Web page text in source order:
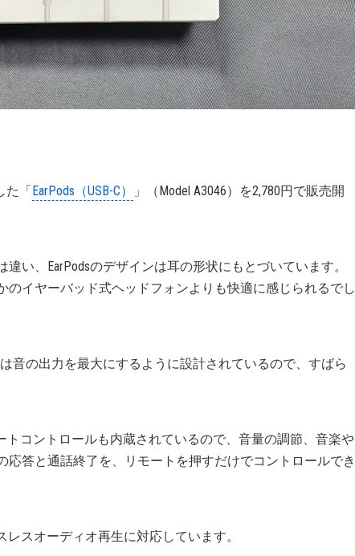
た「EarPods（USB-C）
」（Model A3046）を2,780円で販売開
い、EarPodsのデザインは耳の形状にもとづいています。
のイヤーバッド式ヘッドフォンよりも快適に感じられるでし
音の出力を最大にするように設計されているので、すばら
トコントロールも内蔵されているので、音量の調節、音楽や
応答と通話終了を、リモートを押すだけでコントロールでき
レスオーディオ再生に対応しています。